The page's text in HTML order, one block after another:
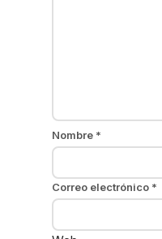
Nombre *
Correo electrónico *